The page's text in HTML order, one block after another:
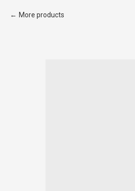
More products